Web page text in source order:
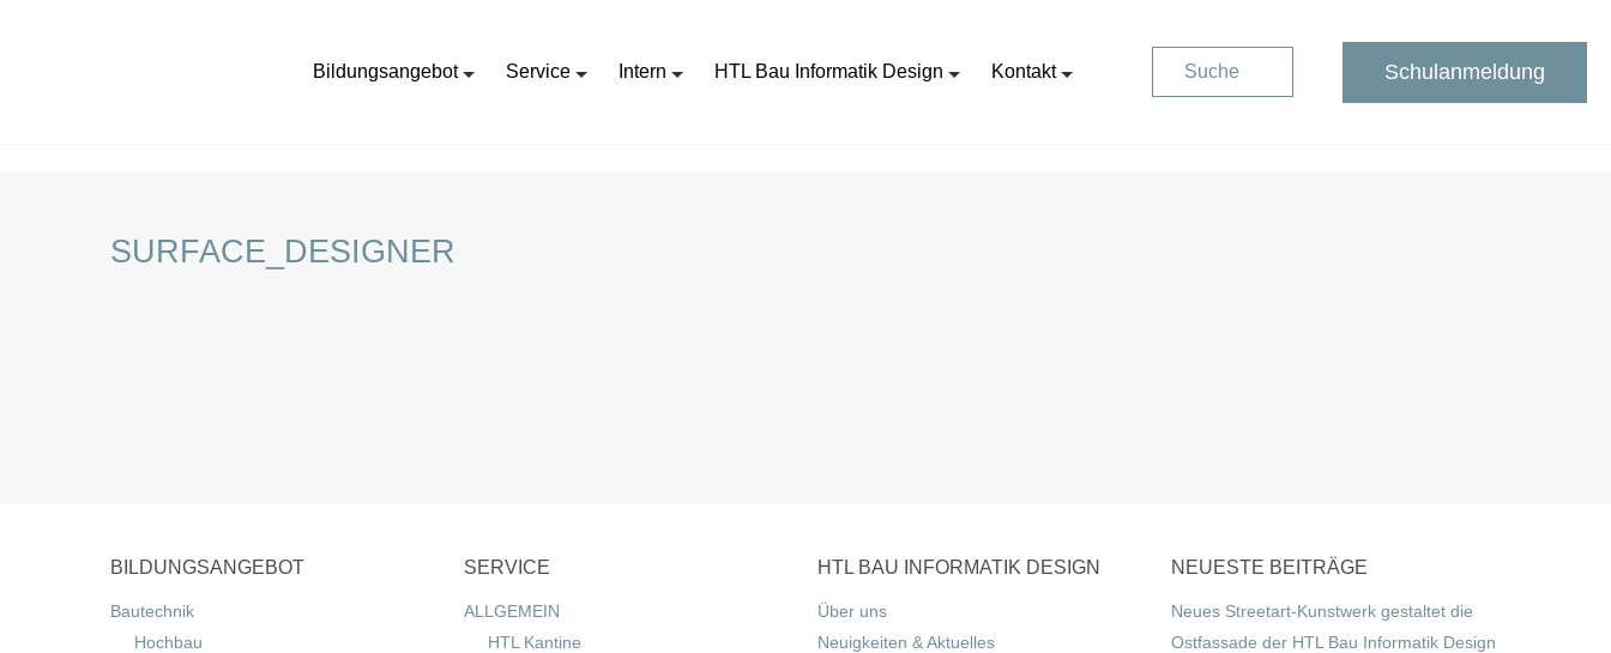
Bildungsangebot Service Intern HTL Bau Informatik Design Kontakt Suche Schulanmeldung
SURFACE_DESIGNER
BILDUNGSANGEBOT
Bautechnik
Hochbau
SERVICE
ALLGEMEIN
HTL Kantine
HTL BAU INFORMATIK DESIGN
Über uns
Neuigkeiten & Aktuelles
NEUESTE BEITRÄGE
Neues Streetart-Kunstwerk gestaltet die
Ostfassade der HTL Bau Informatik Design